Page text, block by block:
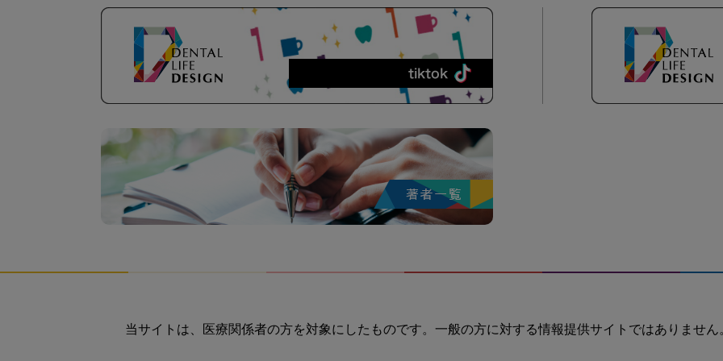
当サイトは、医療関係者の方を対象にしたものです。一般の方に対する情報提供サイトではありません